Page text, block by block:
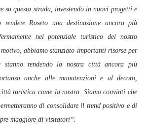
su questa strada, investendo in nuovi progetti e
rendere Roseto una destinazione ancora più
nel potenziale turistico del nostro
abbiamo stanziato importanti risorse per
stanno rendendo la nostra città ancora più
anche alle manutenzioni e al decoro,
turistica come la nostra. Siamo convinti che
di consolidare il trend positivo e di
maggiore di visitatori”.